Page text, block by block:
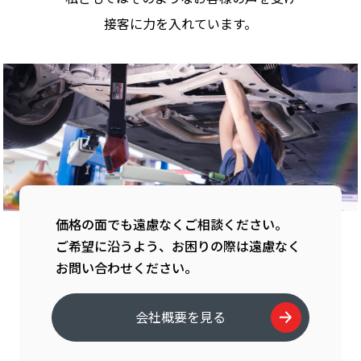
接客に力を入れています。
価格の面でも遠慮なくご相談ください。
ご希望に沿うよう、お困りの際は遠慮なく
お問い合わせください。
会社概要を見る